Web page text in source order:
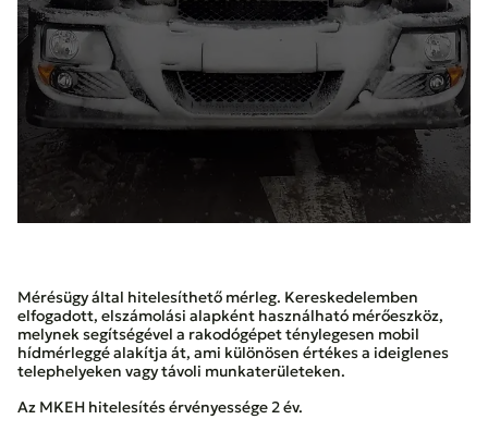
Mérésügy által hitelesíthető mérleg. Kereskedelemben
elfogadott, elszámolási alapként használható mérőeszköz,
melynek segítségével a rakodógépet ténylegesen mobil
hídmérleggé alakítja át, ami különösen értékes a ideiglenes
telephelyeken vagy távoli munkaterületeken.
Az MKEH hitelesítés érvényessége 2 év.